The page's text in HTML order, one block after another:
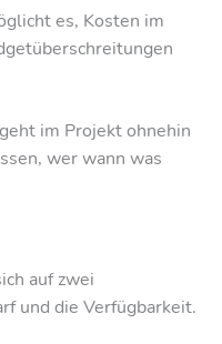
es, Kosten im
im Projekt ohnehin
wer wann was
auf zwei
und die Verfügbarkeit.